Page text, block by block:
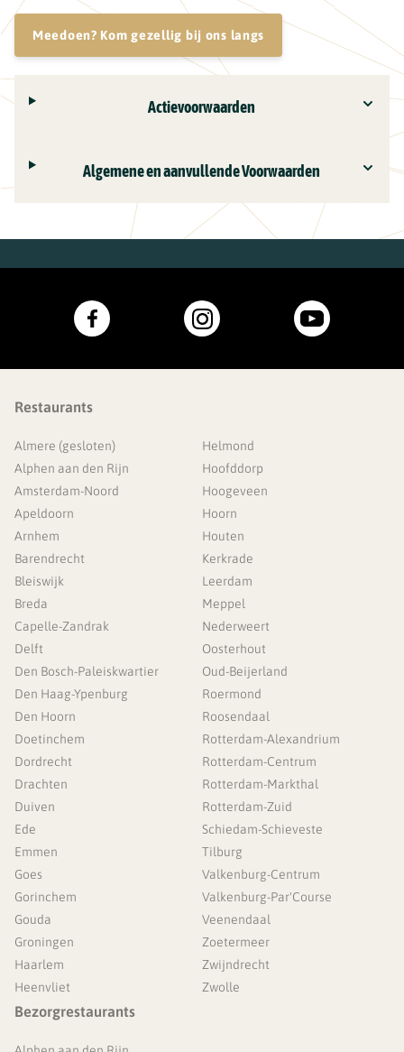
Meedoen? Kom gezellig bij ons langs
Actievoorwaarden
Algemene en aanvullende Voorwaarden
Restaurants
Almere (gesloten)
Alphen aan den Rijn
Amsterdam-Noord
Apeldoorn
Arnhem
Barendrecht
Bleiswijk
Breda
Capelle-Zandrak
Delft
Den Bosch-Paleiskwartier
Den Haag-Ypenburg
Den Hoorn
Doetinchem
Dordrecht
Drachten
Duiven
Ede
Emmen
Goes
Gorinchem
Gouda
Groningen
Haarlem
Heenvliet
Helmond
Hoofddorp
Hoogeveen
Hoorn
Houten
Kerkrade
Leerdam
Meppel
Nederweert
Oosterhout
Oud-Beijerland
Roermond
Roosendaal
Rotterdam-Alexandrium
Rotterdam-Centrum
Rotterdam-Markthal
Rotterdam-Zuid
Schiedam-Schieveste
Tilburg
Valkenburg-Centrum
Valkenburg-Par'Course
Veenendaal
Zoetermeer
Zwijndrecht
Zwolle
Bezorgrestaurants